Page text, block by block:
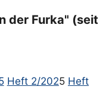
der Furka" (seit
Heft 2/2025 Heft